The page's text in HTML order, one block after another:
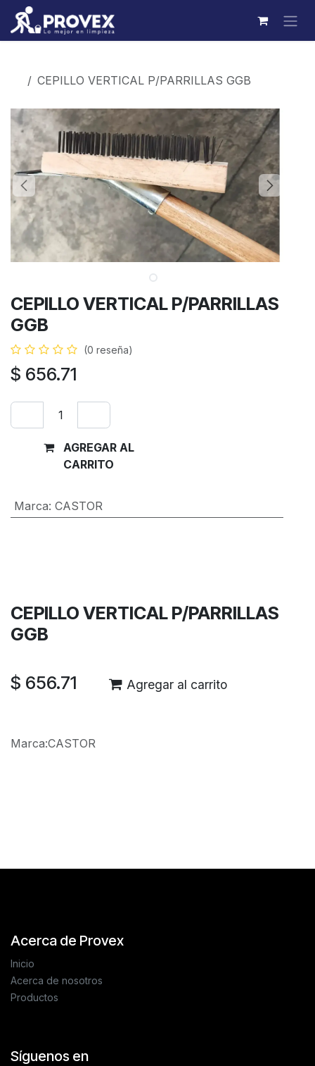
Ir al contenido
CEPILLO VERTICAL P/PARRILLAS GGB
CEPILLO VERTICAL P/PARRILLAS
GGB
(0 reseña)
$ 656.71
AGREGAR AL
CARRITO
Marca: CASTOR
CEPILLO VERTICAL P/PARRILLAS
GGB
$ 656.71 Agregar al carrito
Marca:CASTOR
Acerca de Provex
Inicio
Acerca de nosotros
Productos
Síguenos en